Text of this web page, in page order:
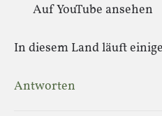
Auf YouTube ansehen
In diesem Land läuft
Antworten